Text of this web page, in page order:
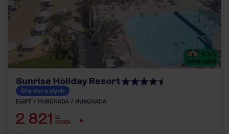
4.5/5
10548 opinii
Sunrise Holiday Resort
Dla dorosłych
EGIPT HURGHADA HURGHADA
2 821
ZŁ
OSOBA